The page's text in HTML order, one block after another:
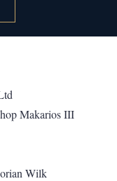
Makarios III
Wilk